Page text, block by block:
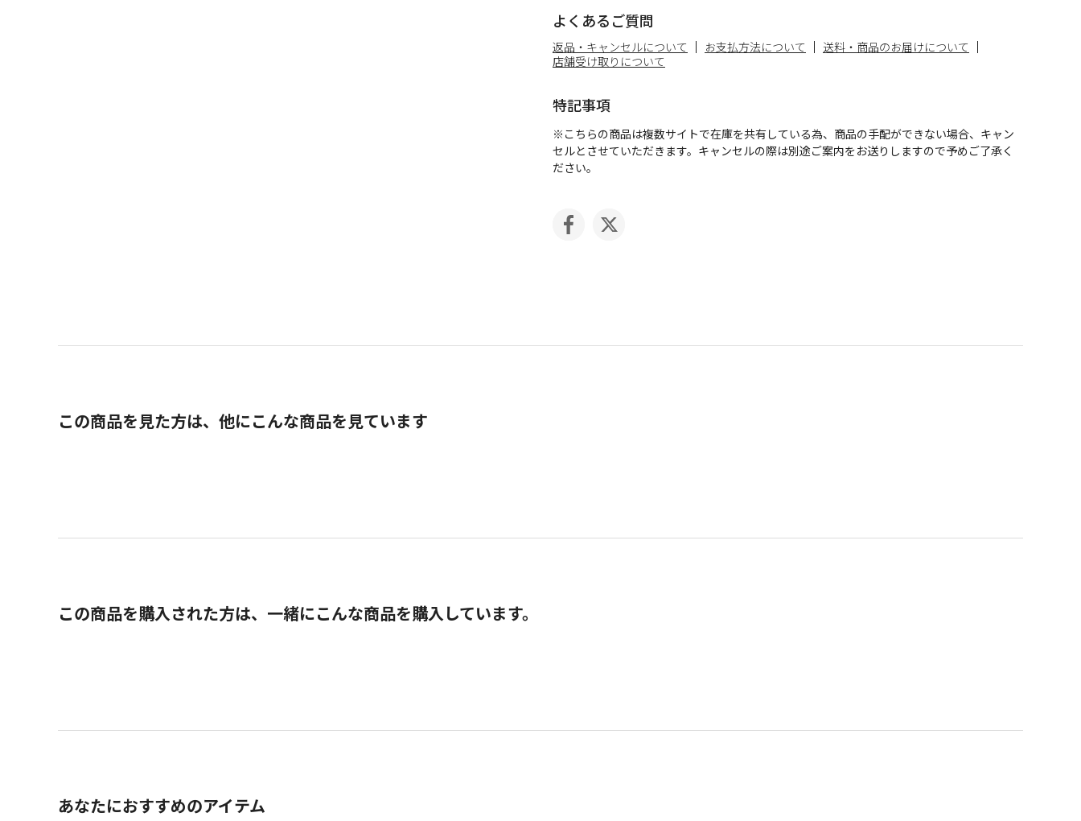
よくあるご質問
返品・キャンセルについて お支払方法について
送料・商品のお届けについて
店舗受け取りについて
特記事項
※こちらの商品は複数サイトで在庫を共有している為、商品の手配ができない場合、キャン
セルとさせていただきます。キャンセルの際は別途ご案内をお送りしますので予めご了承く
ださい。
この商品を見た方は、他にこんな商品を見ています
この商品を購入された方は、一緒にこんな商品を購入しています。
あなたにおすすめのアイテム